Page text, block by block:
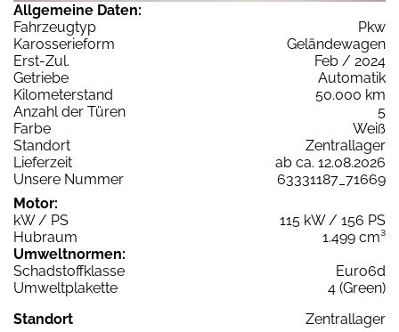
Allgemeine Daten:
Fahrzeugtyp
Pkw
Karosserieform
Geländewagen
Erst-Zul.
Feb / 2024
Getriebe
Automatik
Kilometerstand
50.000 km
Anzahl der Türen
5
Farbe
Weiß
Standort
Zentrallager
Lieferzeit
ab ca. 12.08.2026
Unsere Nummer
63331187_71669
Motor:
kW / PS
115 kW / 156 PS
Hubraum
1.499 cm³
Umweltnormen:
Schadstoffklasse
Euro6d
Umweltplakette
4 (Green)
Standort
Zentrallager